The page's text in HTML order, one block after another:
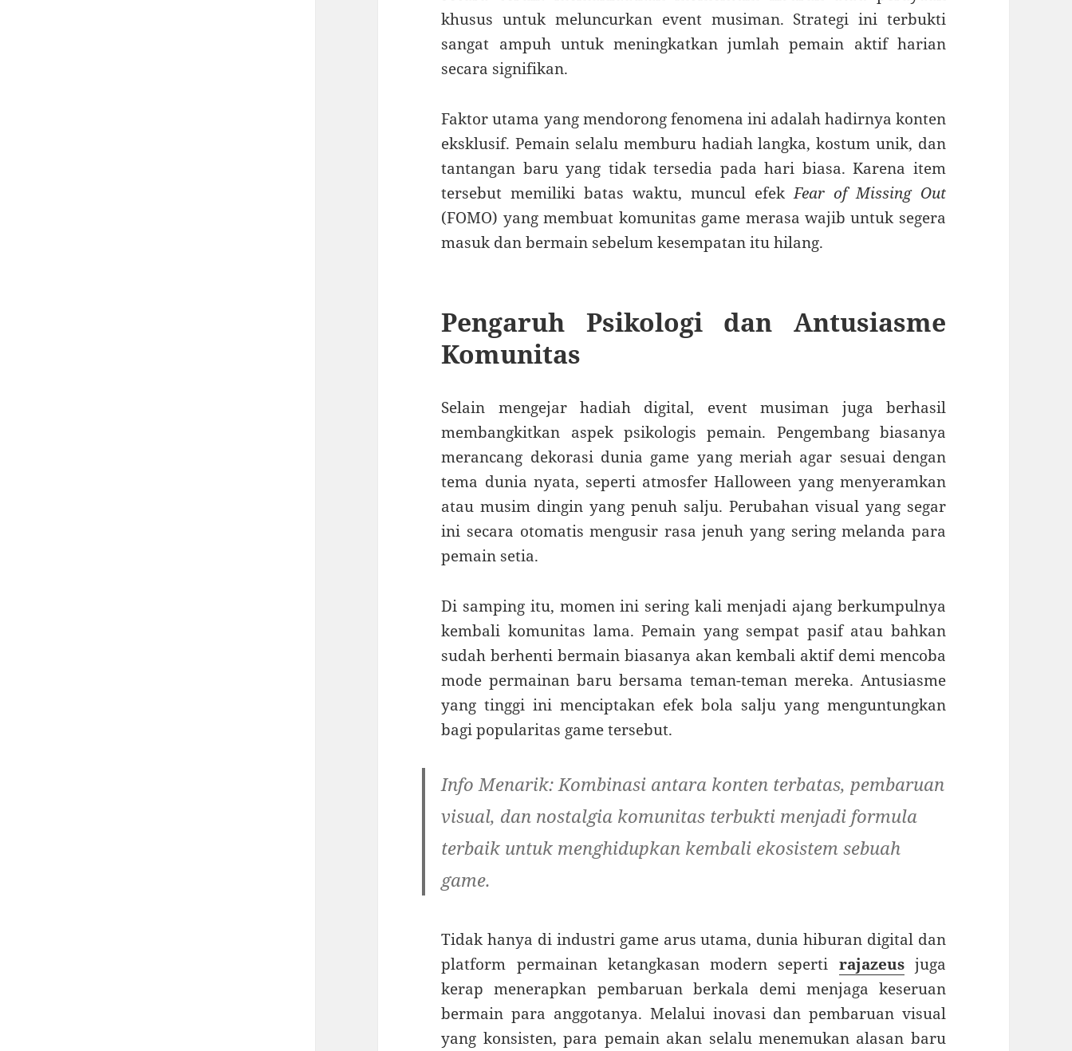
khusus untuk meluncurkan event musiman. Strategi ini terbukti
sangat ampuh untuk meningkatkan jumlah pemain aktif harian
secara signifikan.
Faktor utama yang mendorong fenomena ini adalah hadirnya konten
eksklusif. Pemain selalu memburu hadiah langka, kostum unik, dan
tantangan baru yang tidak tersedia pada hari biasa. Karena item
tersebut memiliki batas waktu, muncul efekFear of Missing Out
(FOMO) yang membuat komunitas game merasa wajib untuk segera
masuk dan bermain sebelum kesempatan itu hilang.
Pengaruh Psikologi dan Antusiasme
Komunitas
Selain mengejar hadiah digital, event musiman juga berhasil
membangkitkan aspek psikologis pemain. Pengembang biasanya
merancang dekorasi dunia game yang meriah agar sesuai dengan
tema dunia nyata, seperti atmosfer Halloween yang menyeramkan
atau musim dingin yang penuh salju. Perubahan visual yang segar
ini secara otomatis mengusir rasa jenuh yang sering melanda para
pemain setia.
Di samping itu, momen ini sering kali menjadi ajang berkumpulnya
kembali komunitas lama. Pemain yang sempat pasif atau bahkan
sudah berhenti bermain biasanya akan kembali aktif demi mencoba
mode permainan baru bersama teman-teman mereka. Antusiasme
yang tinggi ini menciptakan efek bola salju yang menguntungkan
bagi popularitas game tersebut.
Info Menarik: Kombinasi antara konten terbatas, pembaruan
visual, dan nostalgia komunitas terbukti menjadi formula
terbaik untuk menghidupkan kembali ekosistem sebuah
game.
Tidak hanya di industri game arus utama, dunia hiburan digital dan
platform permainan ketangkasan modern seperti rajazeusjuga
kerap menerapkan pembaruan berkala demi menjaga keseruan
bermain para anggotanya. Melalui inovasi dan pembaruan visual
yang konsisten, para pemain akan selalu menemukan alasan baru